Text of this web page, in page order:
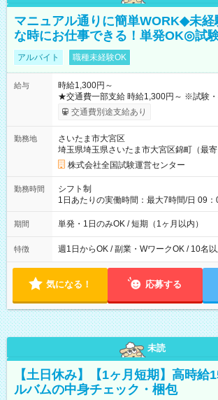
マニュアル通りに簡単WORK◆未経
な時にお仕事できる！単発OK◎試
アルバイト 職種未経験OK
給与
時給1,300円～
★交通費一部支給 時給1,300円～ ※試験・役割により手当あり
※勤務回数により昇給あり 【即給（前払
り！】 希望される場合、勤務から1週間ほ
例】 ・河合塾模擬試験 8:30～17:30（休
×8時間＝日収10,400円＋交通費 ※当日の
円の場合あり ・国家試験 7:00～13:30（
円（役割手当＋100円）×6時間＝日収8,400円＋
間】試用期間なし
交通費別途支給あり
勤務地
さいたま市大宮区
埼玉県埼玉県さいたま市大宮区錦町（最寄
株式会社全国試験運営センター
勤務時間
シフト制
1日あたりの実働時間：最大7時間/日 09
間は 試験により異なります。
期間 単発・1日のみOK / 短期（1ヶ月以内）
特徴 週1日からOK / 副業・WワークOK / 10名
気になる！ 応募する
未読
【土日休み】【1ヶ月短期】高時給
ルバムの中身チェック・梱包